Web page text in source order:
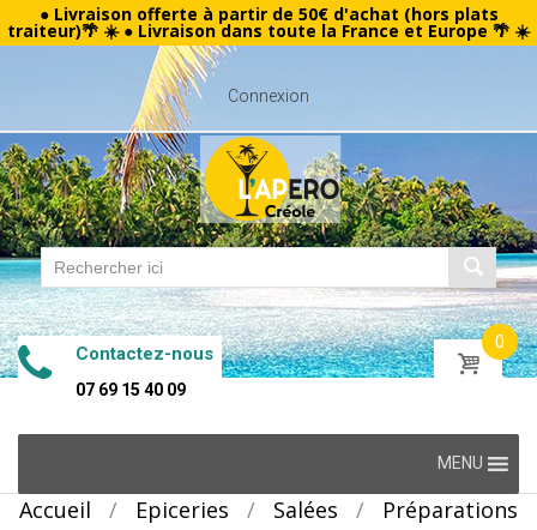
● Livraison offerte à partir de 50€ d'achat (hors plats
traiteur)🌴 ☀️ ● Livraison dans toute la France et Europe 🌴 ☀️
Connexion
Contactez-nous
07 69 15 40 09
0
content
MENU
Accueil / Epiceries / Salées /
Préparations